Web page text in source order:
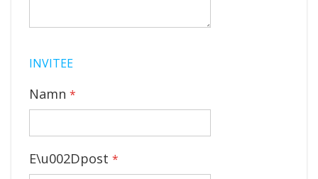
INVITEE
Namn
E\u002Dpost